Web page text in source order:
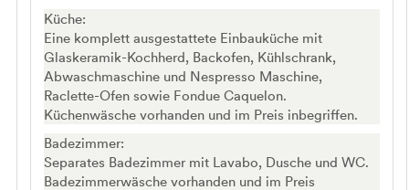
Küche:
Eine komplett ausgestattete Einbauküche mit
Glaskeramik-Kochherd, Backofen, Kühlschrank,
Abwaschmaschine und Nespresso Maschine,
Raclette-Ofen sowie Fondue Caquelon.
Küchenwäsche vorhanden und im Preis inbegriffen.
Badezimmer:
Separates Badezimmer mit Lavabo, Dusche und WC.
Badezimmerwäsche vorhanden und im Preis